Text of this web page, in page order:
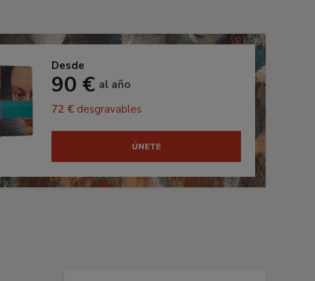
Desde
90 € al año
72 € desgravables
ÚNETE